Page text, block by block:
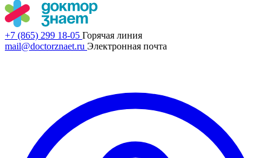
+7 (865) 299 18-05 Горячая линия
mail@doctorznaet.ru Электронная почта